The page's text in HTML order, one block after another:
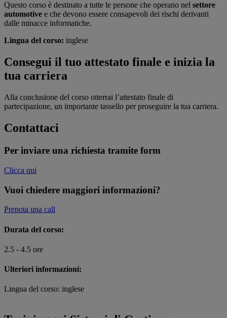
Questo corso è destinato a tutte le persone che operano nel settore
automotive e che devono essere consapevoli dei rischi derivanti
dalle minacce informatiche.
Lingua del corso: inglese
Consegui il tuo attestato finale e inizia la
tua carriera
Alla conclusione del corso otterrai l’attestato finale di
partecipazione, un importante tassello per proseguire la tua carriera.
Contattaci
Per inviare una richiesta tramite form
Clicca qui
Vuoi chiedere maggiori informazioni?
Prenota una call
Durata del corso:
2.5 - 4.5 ore
Ulteriori informazioni:
Lingua del corso: inglese